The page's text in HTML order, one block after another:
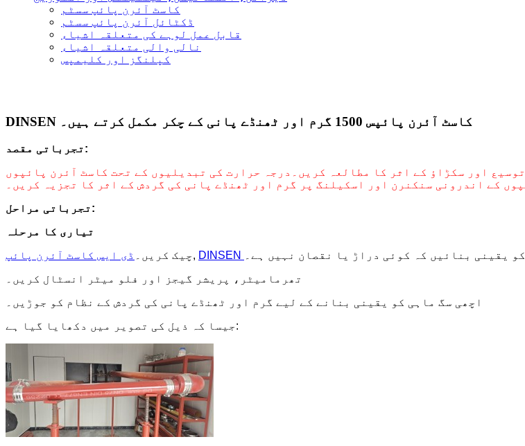
کاسٹ آئرن پائپ سسٹم
ڈکٹائل آئرن پائپ سسٹم
قابل عمل لوہے کی متعلقہ اشیاء
نالی والی متعلقہ اشیاء
کپلنگز اور کلیمپس
DINSEN کاسٹ آئرن پائپس 1500 گرم اور ٹھنڈے پانی کے چکر مکمل کرتے ہیں۔
تجرباتی مقصد:
اور سکڑاؤ کے اثر کا مطالعہ کریں۔
درجہ حرارت کی تبدیلیوں کے تحت کاسٹ آئرن پائپوں
کے اندرونی سنکنرن اور اسکیلنگ پر گرم اور ٹھنڈے پانی کی گردش کے اثر کا تجزیہ کریں۔
تجرباتی مراحل:
تیاری کا مرحلہ
چیک کریں۔
ڈی ایس کاسٹ آئرن پائپ ,
یقینی بنائیں کہ کوئی دراڑ یا نقصان نہیں ہے۔
تھرمامیٹر، پریشر گیجز اور فلو میٹر انسٹال کریں۔
اچھی سگ ماہی کو یقینی بنانے کے لیے گرم اور ٹھنڈے پانی کی گردش کے نظام کو جوڑیں۔
جیسا کہ ذیل کی تصویر میں دکھایا گیا ہے: